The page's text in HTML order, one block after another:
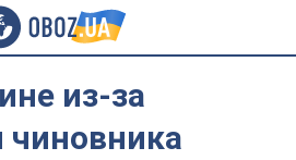
из-за
чиновника